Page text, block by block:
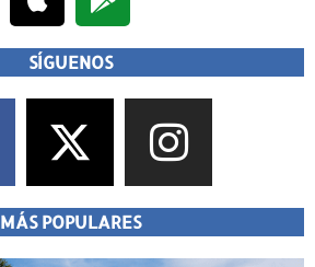
SÍGUENOS
MÁS POPULARES